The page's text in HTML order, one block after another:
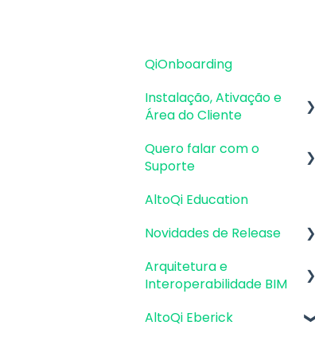
QiOnboarding
Instalação, Ativação e
Área do Cliente
Requisitos de Sistema
Operacional e
Antivírus
Recursos Gráficos e
Placa de Vídeo
Instalação & Acesso por
Quero falar com o
Suporte
Atendimento de
(bugs), melhorias e
sugestões
Envio de anexos
AltoQi Education
Novidades de Release
Atualizações AltoQi
Eberick
Atualizações AltoQi
Arquitetura e
Interoperabilidade BIM
Preparação da
AltoQi Eberick